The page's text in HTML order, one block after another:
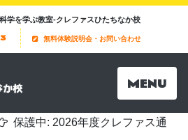
学を学ぶ教室-クレファスひたちなか校
無料体験説明会・お問い合わせ
MENU
保護中: 2026年度クレファス通